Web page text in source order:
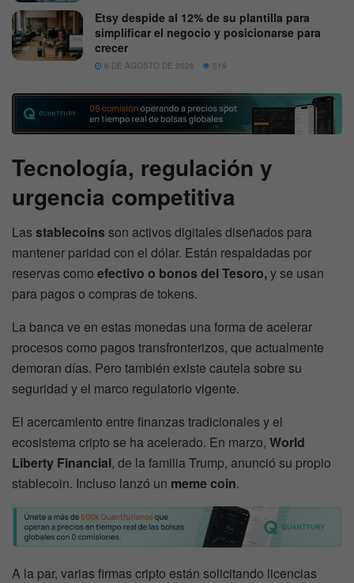
Etsy despide al 12% de su plantilla para
simplificar el negocio y posicionarse para
crecer
6 DE AGOSTO DE 2026 519
Tecnología, regulación y
urgencia competitiva
Lasstablecoins son activos digitales diseñados para
mantener paridad con el dólar. Están respaldadas por
reservas como efectivo o bonos del Tesoro,y se usan
para pagos o compras de tokens.
La banca ve en estas monedas una forma de acelerar
procesos como pagos transfronterizos, que actualmente
demoran días. Pero también existe cautela sobre su
seguridad y el marco regulatorio vigente.
El acercamiento entre finanzas tradicionales y el
ecosistema cripto se ha acelerado. En marzo, World
Liberty Financial, de la familia Trump, anunció su propio
stablecoin. Incluso lanzó un meme coin.
A la par, varias firmas cripto están solicitando licencias